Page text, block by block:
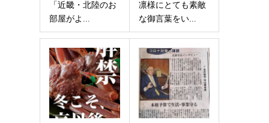
「近畿・北陸のお
部屋がよ...
凛様にとても素敵
な御言葉をい...